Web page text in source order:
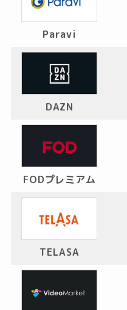
Paravi
DAZN
FODプレミアム
TELASA